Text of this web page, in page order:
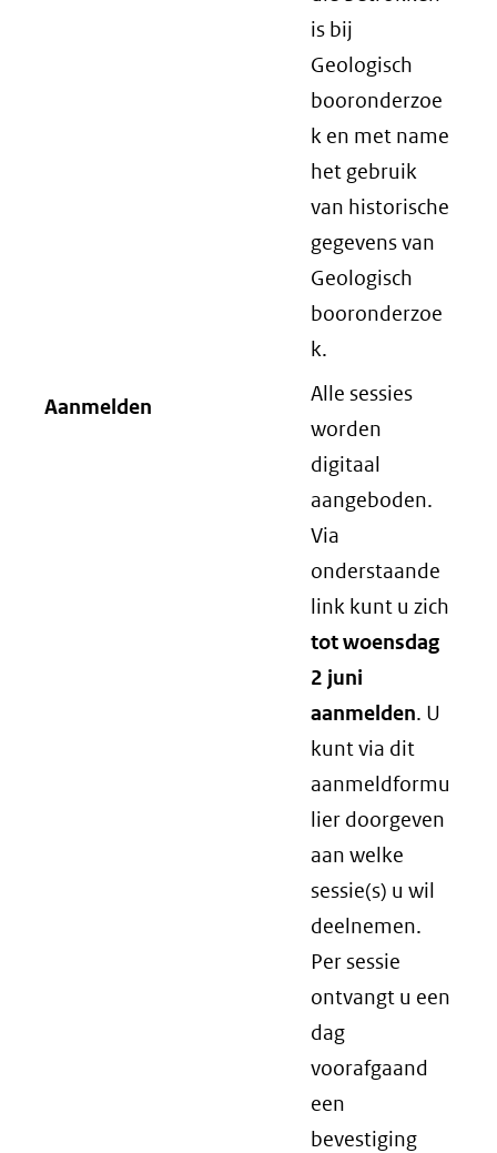
is bij
Geologisch
booronderzoe
k en met name
het gebruik
van historische
gegevens van
Geologisch
booronderzoe
k.
Aanmelden
Alle sessies
worden
digitaal
aangeboden.
Via
onderstaande
link kunt u zich
tot woensdag
2 juni
aanmelden. U
kunt via dit
aanmeldformu
lier doorgeven
aan welke
sessie(s) u wil
deelnemen.
Per sessie
ontvangt u een
dag
voorafgaand
een
bevestiging